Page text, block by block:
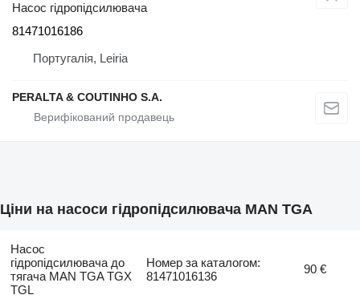
Насос гідропідсилювача
81471016186
Португалія, Leiria
PERALTA & COUTINHO S.A.
Ціни на насоси гідропідсилювача MAN TGA
Насос
гідропідсилювача до
тягача MAN TGA TGX
TGL
Номер за каталогом:
81471016136
90 €